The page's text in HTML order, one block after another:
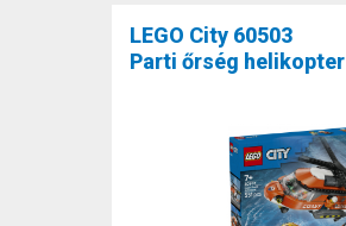
LEGO City 60503
Parti őrség helikopter